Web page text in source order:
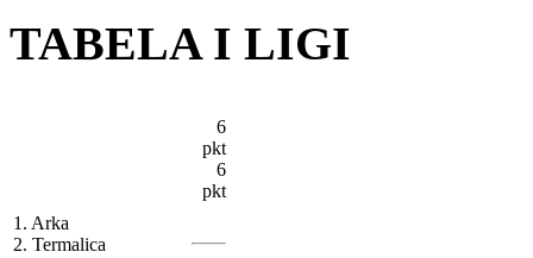
TABELA I LIGI
1. Arka
2. Termalica
6
pkt
6
pkt